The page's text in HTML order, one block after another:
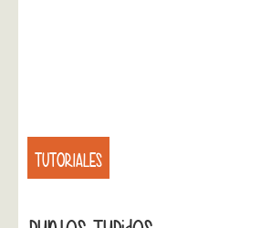
TUTORIALES